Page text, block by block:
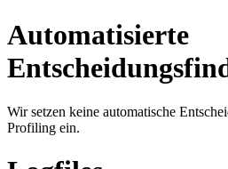
Automatisierte
Wir setzen keine automatische
Profiling ein.